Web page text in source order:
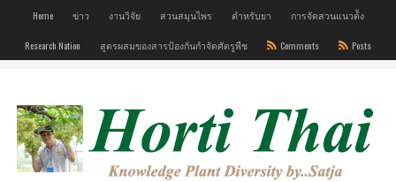
Home ข่าว งานวิจัย สวนสมุนไพร ตำหรับยา การจัดสวนแนวต้ัง
Research Nation สูตรผสมของสารป้องกันกำจัดศัตรูพืช Comments Posts